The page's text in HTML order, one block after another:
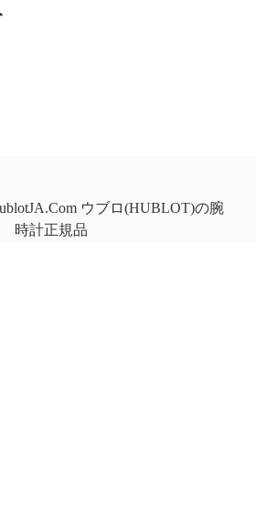
ウブロ(HUBLOT)の腕
時計正規品